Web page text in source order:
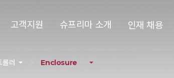
고객지원 슈프리마 소개 인재 채용
롤러 Enclosure